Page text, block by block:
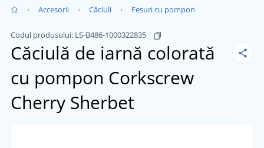
Accesorii Căciuli Fesuri cu pompon
Codul produsului: LS-B486-1000322835
Căciulă de iarnă colorată
cu pompon Corkscrew
Cherry Sherbet